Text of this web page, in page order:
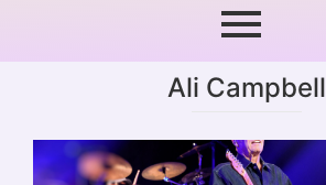
Ali Campbell